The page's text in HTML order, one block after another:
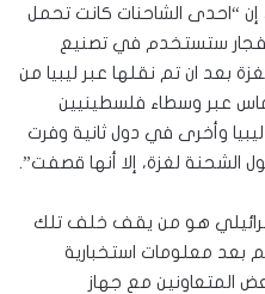
إن “احدى الشاحنات كانت تحمل
ستستخدم في تصنيع
بعد ان تم نقلها عبر ليبيا من
عبر وسطاء فلسطينيين
وأخرى في دول ثانية وفرت
الشحنة لغزة، إلا أنها قصفت”.
هو من يقف خلف تلك
بعد معلومات استخبارية
المتعاونين مع جهاز